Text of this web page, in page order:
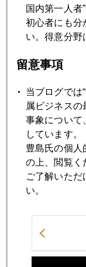
国際金価格に短
国際金価格２００
2023年05月16日
米国債務上限問
2023年05月15日
日本軍全滅のガ
国内第一人者
初心者にも分
い。得意分野
留意事項
当ブログでは
属ビジネスの
事象について
しています。
豊島氏の個人
の上、閲覧く
ご了解いただ
い。